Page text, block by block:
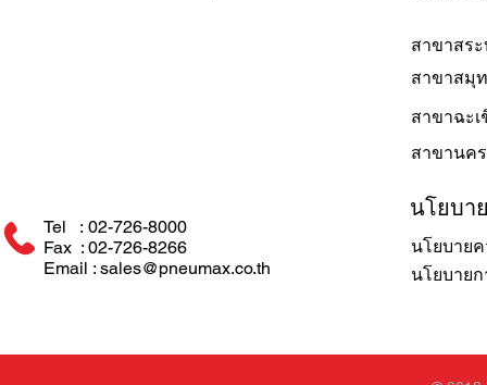
สาขาสร
สาขาสมุ
สาขาฉะเ
สาขานค
Tel : 02-726-8000
Fax : 02-726-8266
Email : sales@pneumax.co.th
นโยบา
นโยบาย
นโยบาย